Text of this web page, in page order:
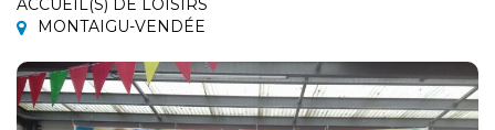
ACCUEIL(S) DE LOISIRS
MONTAIGU-VENDÉE